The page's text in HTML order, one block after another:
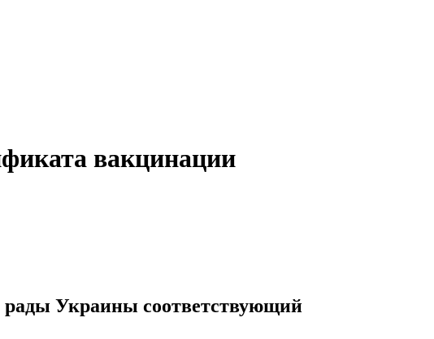
вакцинации
рады Украины соответствующий